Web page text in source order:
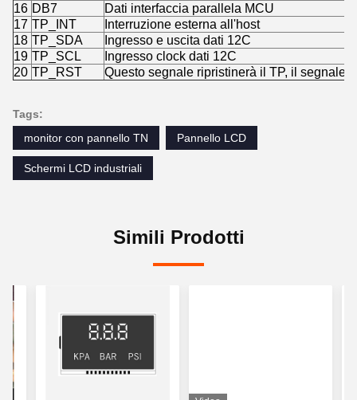
16 DB7
Dati interfaccia parallela MCU
17 TP_INT
Interruzione esterna all'host
18 TP_SDA
Ingresso e uscita dati 12C
19 TP_SCL
Ingresso clock dati 12C
20 TP_RST Questo segnale ripristinerà il TP, il segnale
Tags:
monitor con pannello TN
Pannello LCD
Schermi LCD industriali
Simili Prodotti